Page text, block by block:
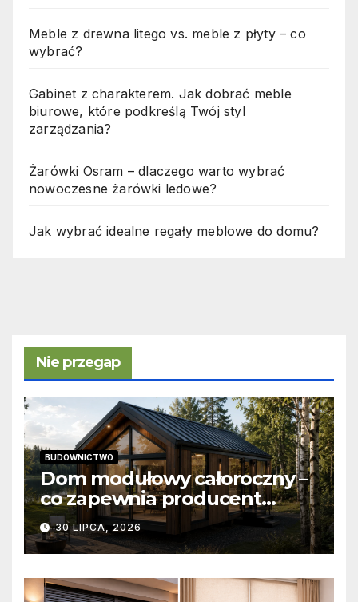
Meble z drewna litego vs. meble z płyty – co
wybrać?
Gabinet z charakterem. Jak dobrać meble
biurowe, które podkreślą Twój styl
zarządzania?
Żarówki Osram – dlaczego warto wybrać
nowoczesne żarówki ledowe?
Jak wybrać idealne regały meblowe do domu?
Nie przegap
BUDOWNICTWO
Dom modułowy całoroczny –
co zapewnia producent
domów modułowych?
30 LIPCA, 2026